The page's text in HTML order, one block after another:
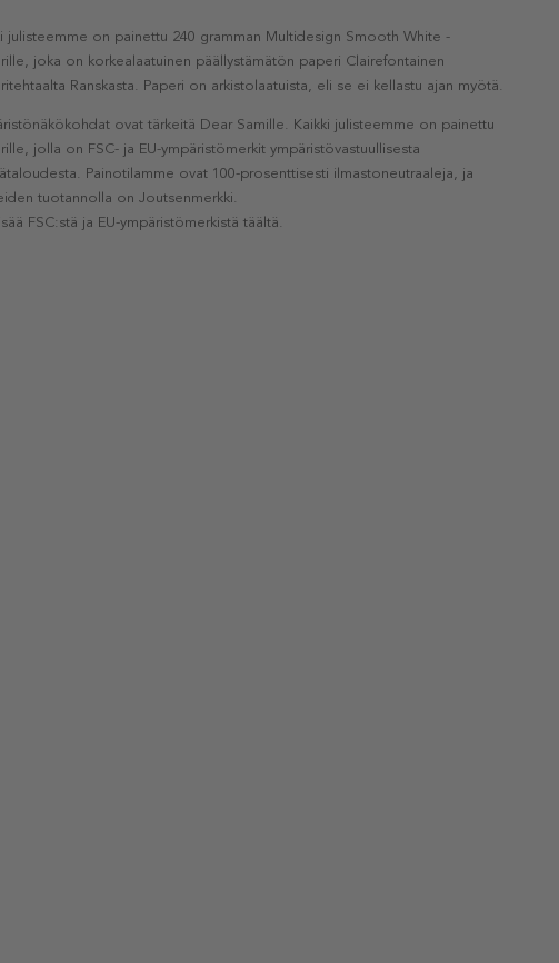
julisteemme on painettu 240 gramman Multidesign Smooth White -
joka on korkealaatuinen päällystämätön paperi Clairefontainen
Ranskasta. Paperi on arkistolaatuista, eli se ei kellastu ajan myötä.
ovat tärkeitä Dear Samille. Kaikki julisteemme on painettu
jolla on FSC- ja EU-ympäristömerkit ympäristövastuullisesta
Painotilamme ovat 100-prosenttisesti ilmastoneutraaleja, ja
tuotannolla on Joutsenmerkki.
FSC:stä ja EU-ympäristömerkistä täältä.